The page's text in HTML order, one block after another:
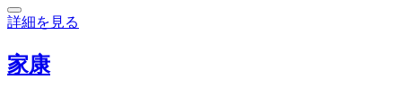
詳細を見る
家康